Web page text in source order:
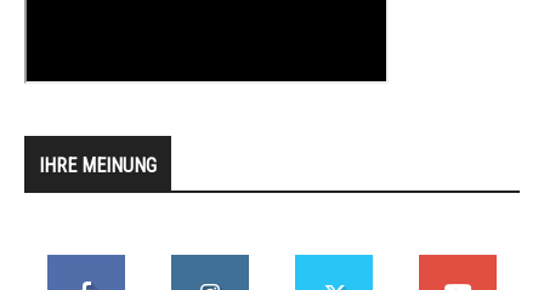
IHRE MEINUNG